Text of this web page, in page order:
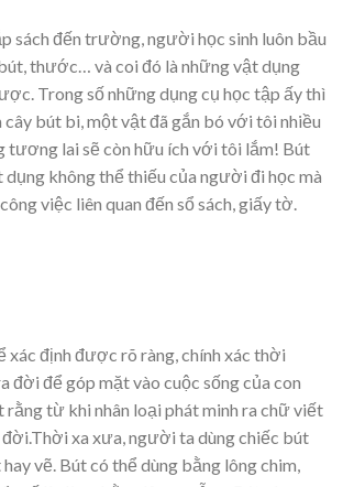
sách đến trường, người học sinh luôn bầu
thước… và coi đó là những vật dụng
Trong số những dụng cụ học tập ấy thì
cây bút bi, một vật đã gắn bó với tôi nhiều
tương lai sẽ còn hữu ích với tôi lắm! Bút
dụng không thể thiếu của người đi học mà
việc liên quan đến sổ sách, giấy tờ.
xác định được rõ ràng, chính xác thời
đời để góp mặt vào cuộc sống của con
từ khi nhân loại phát minh ra chữ viết
xa xưa, người ta dùng chiếc bút
vẽ. Bút có thể dùng bằng lông chim,